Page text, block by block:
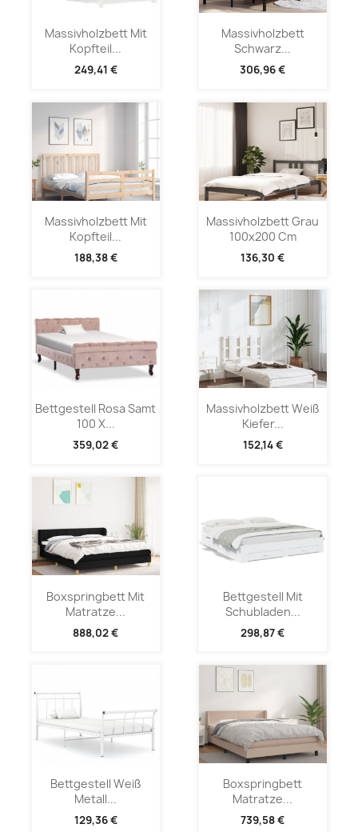
Massivholzbett Mit
Kopfteil...
249,41 €
Massivholzbett
Schwarz...
306,96 €
Massivholzbett Mit
Kopfteil...
188,38 €
Massivholzbett Grau
100x200 Cm
136,30 €
Bettgestell Rosa Samt
100 X...
359,02 €
Massivholzbett Weiß
Kiefer...
152,14 €
Boxspringbett Mit
Matratze...
888,02 €
Bettgestell Mit
Schubladen...
298,87 €
Bettgestell Weiß
Metall...
129,36 €
Boxspringbett
Matratze...
739,58 €